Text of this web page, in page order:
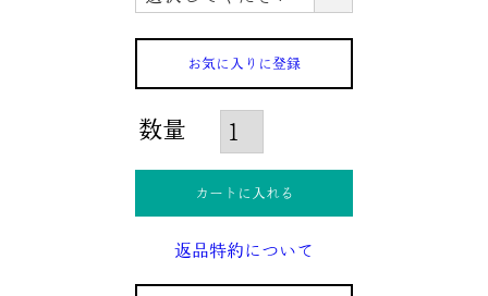
お気に入りに登録
カートに入れる
返品特約について